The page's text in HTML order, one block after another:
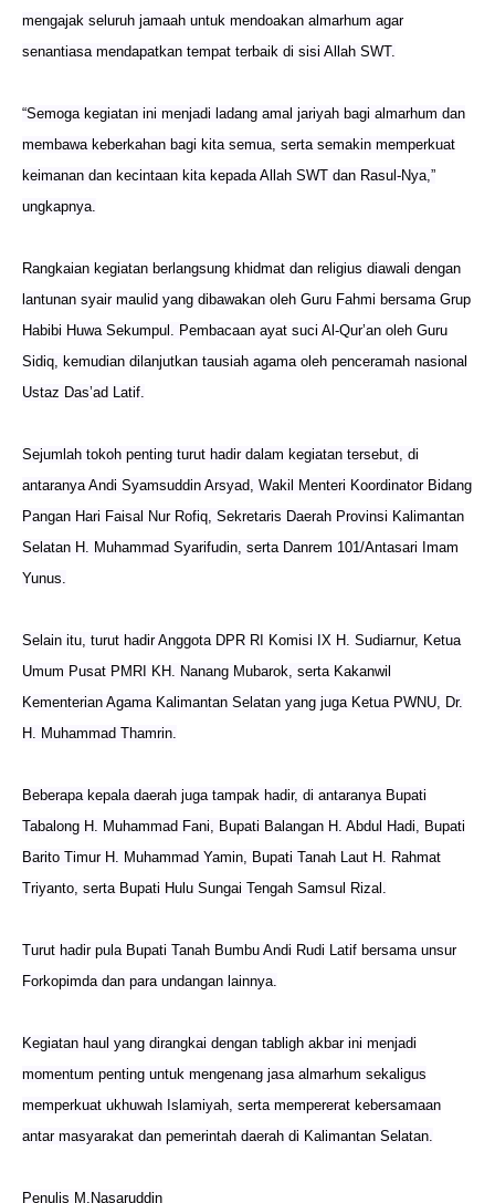
mengajak seluruh jamaah untuk mendoakan almarhum agar
senantiasa mendapatkan tempat terbaik di sisi Allah SWT.
“Semoga kegiatan ini menjadi ladang amal jariyah bagi almarhum dan
membawa keberkahan bagi kita semua, serta semakin memperkuat
keimanan dan kecintaan kita kepada Allah SWT dan Rasul-Nya,”
ungkapnya.
Rangkaian kegiatan berlangsung khidmat dan religius diawali dengan
lantunan syair maulid yang dibawakan oleh Guru Fahmi bersama Grup
Habibi Huwa Sekumpul. Pembacaan ayat suci Al-Qur’an oleh Guru
Sidiq, kemudian dilanjutkan tausiah agama oleh penceramah nasional
Ustaz Das’ad Latif.
Sejumlah tokoh penting turut hadir dalam kegiatan tersebut, di
antaranya Andi Syamsuddin Arsyad, Wakil Menteri Koordinator Bidang
Pangan Hari Faisal Nur Rofiq, Sekretaris Daerah Provinsi Kalimantan
Selatan H. Muhammad Syarifudin, serta Danrem 101/Antasari Imam
Yunus.
Selain itu, turut hadir Anggota DPR RI Komisi IX H. Sudiarnur, Ketua
Umum Pusat PMRI KH. Nanang Mubarok, serta Kakanwil
Kementerian Agama Kalimantan Selatan yang juga Ketua PWNU, Dr.
H. Muhammad Thamrin.
Beberapa kepala daerah juga tampak hadir, di antaranya Bupati
Tabalong H. Muhammad Fani, Bupati Balangan H. Abdul Hadi, Bupati
Barito Timur H. Muhammad Yamin, Bupati Tanah Laut H. Rahmat
Triyanto, serta Bupati Hulu Sungai Tengah Samsul Rizal.
Turut hadir pula Bupati Tanah Bumbu Andi Rudi Latif bersama unsur
Forkopimda dan para undangan lainnya.
Kegiatan haul yang dirangkai dengan tabligh akbar ini menjadi
momentum penting untuk mengenang jasa almarhum sekaligus
memperkuat ukhuwah Islamiyah, serta mempererat kebersamaan
antar masyarakat dan pemerintah daerah di Kalimantan Selatan.
Penulis M.Nasaruddin